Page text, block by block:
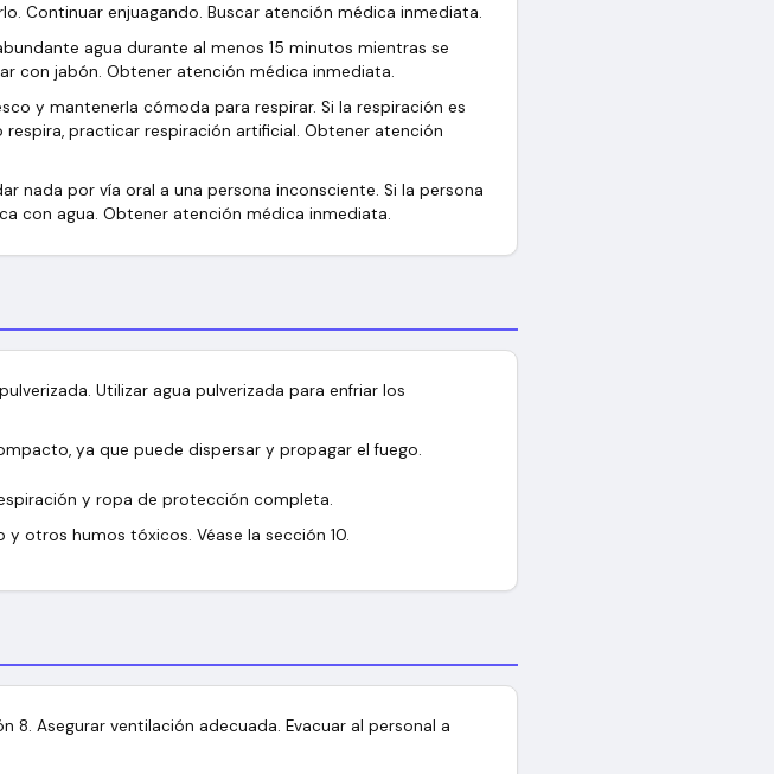
Continuar enjuagando. Buscar atención médica inmediata.
agua durante al menos 15 minutos mientras se
con jabón. Obtener atención médica inmediata.
y mantenerla cómoda para respirar. Si la respiración es
respira, practicar respiración artificial. Obtener atención
nada por vía oral a una persona inconsciente. Si la persona
con agua. Obtener atención médica inmediata.
Utilizar agua pulverizada para enfriar los
ya que puede dispersar y propagar el fuego.
y ropa de protección completa.
otros humos tóxicos. Véase la sección 10.
8. Asegurar ventilación adecuada. Evacuar al personal a